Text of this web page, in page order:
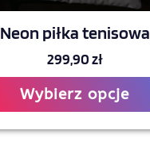
Neon piłka tenisowa
299,90zł
Wybierz opcje